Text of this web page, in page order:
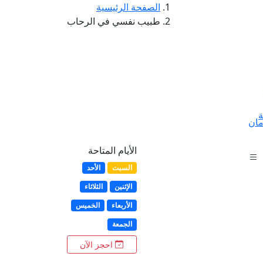
الصفحة الرئيسية
طبيب نفسي في الرحاب
الأيام المتاحة
السبت
الأحد
الإثنين
الثلاثاء
الأربعاء
الخميس
الجمعة
احجز الآن